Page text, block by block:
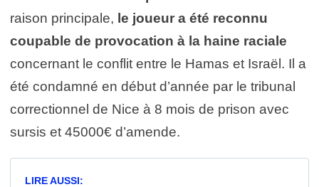
raison principale, le joueur a été reconnu
coupable de provocation à la haine raciale
concernant le conflit entre le Hamas et Israël. Il a
été condamné en début d’année par le tribunal
correctionnel de Nice à 8 mois de prison avec
sursis et 45000€ d’amende.
LIRE AUSSI: